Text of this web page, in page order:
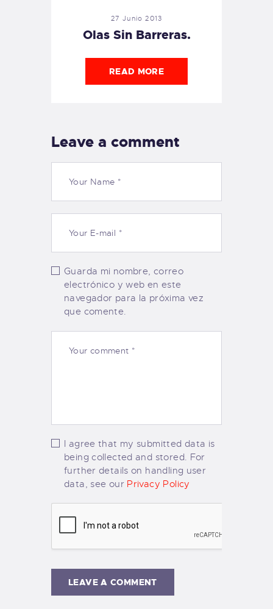
27 Junio 2013
Olas Sin Barreras.
READ MORE
Leave a comment
Guarda mi nombre, correo
electrónico y web en este
navegador para la próxima vez
que comente.
I agree that my submitted data is
being collected and stored. For
further details on handling user
data, see our Privacy Policy